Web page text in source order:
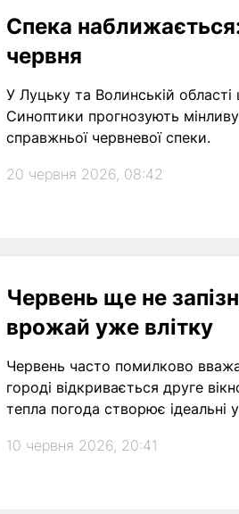
Спека
червня
У Луцьку та Волинській
Синоптики прогнозують
справжньої червневої спеки.
20 червня 2026, 08:42
Червень ще не
врожай уже влітку
Червень часто помилково
городі відкривається друге
тепла погода створює ідеальні
10 червня 2026, 20:41